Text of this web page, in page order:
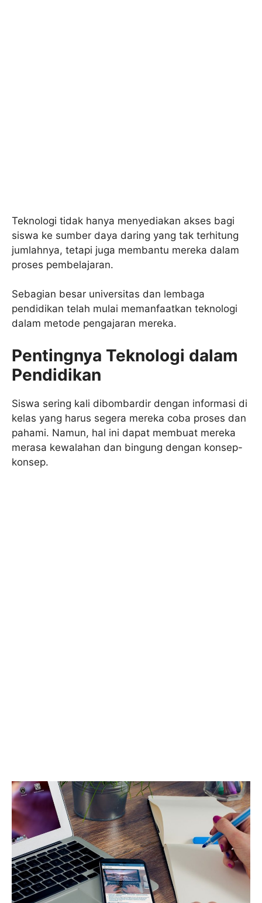
Teknologi tidak hanya menyediakan akses bagi
siswa ke sumber daya daring yang tak terhitung
jumlahnya, tetapi juga membantu mereka dalam
proses pembelajaran.
Sebagian besar universitas dan lembaga
pendidikan telah mulai memanfaatkan teknologi
dalam metode pengajaran mereka.
Pentingnya Teknologi dalam
Pendidikan
Siswa sering kali dibombardir dengan informasi di
kelas yang harus segera mereka coba proses dan
pahami. Namun, hal ini dapat membuat mereka
merasa kewalahan dan bingung dengan konsep-
konsep.